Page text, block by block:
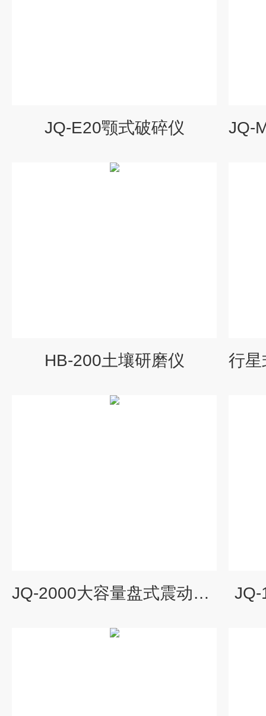
JQ-E20颚式破碎仪
HB-200土壤研磨仪
JQ-2000大容量盘式震动研磨仪 JQ-